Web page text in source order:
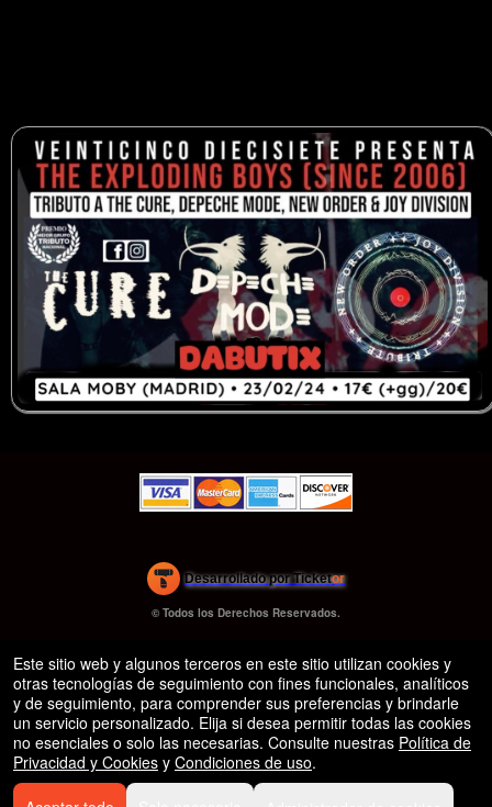
Desarrollado por Ticketor
Sistema de venta de entradas y taquilla de Ticketor
Software de venta de entradas para bares y clubes nocturnos
© Todos los Derechos Reservados.
Este sitio web y algunos terceros en este sitio utilizan cookies y
otras tecnologías de seguimiento con fines funcionales, analíticos
y de seguimiento, para comprender sus preferencias y brindarle
un servicio personalizado. Elija si desea permitir todas las cookies
no esenciales o solo las necesarias. Consulte nuestras Política de
Privacidad y Cookies y Condiciones de uso.